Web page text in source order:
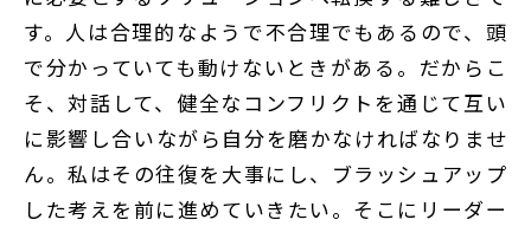
す。人は合理的なようで不合理でもあるので、頭
で分かっていても動けないときがある。だからこ
そ、対話して、健全なコンフリクトを通じて互い
に影響し合いながら自分を磨かなければなりませ
ん。私はその往復を大事にし、ブラッシュアップ
した考えを前に進めていきたい。そこにリーダー